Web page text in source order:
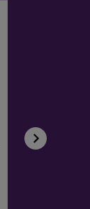
*Promoção válida